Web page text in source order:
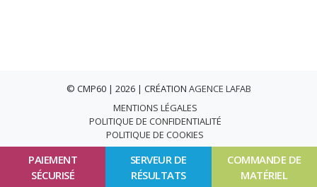
PAIEMENT
SÉCURISÉ
SERVEUR DE
RÉSULTATS
COMMANDE DE
MATÉRIEL
© CMP60 | 2026 | CRÉATION AGENCE LAFAB
MENTIONS LÉGALES
POLITIQUE DE CONFIDENTIALITÉ
POLITIQUE DE COOKIES